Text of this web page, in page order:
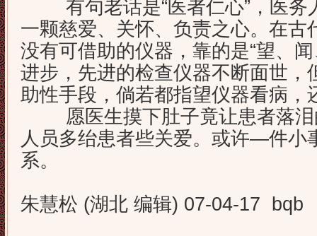
有句老话是“医者仁心”，医务
一颗慈爱、关怀、负责之心。在古
没有可借助的仪器，靠的是“望、
进步，先进的检查仪器不断面世，
助性手段，倘若都指望仪器看病，
愿医生摸下肚子竟让患者落泪
人员多绐患者些关爱。或许—件小
系。
朱慧松 (湖北 编辑) 07-04-17 bqb